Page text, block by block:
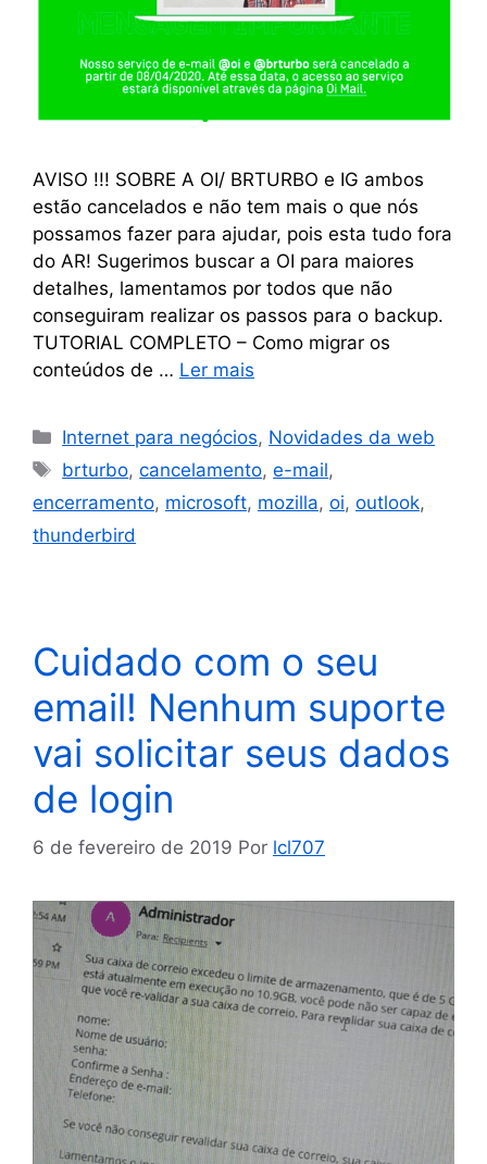
AVISO !!! SOBRE A OI/ BRTURBO e IG ambos
estão cancelados e não tem mais o que nós
possamos fazer para ajudar, pois esta tudo fora
do AR! Sugerimos buscar a OI para maiores
detalhes, lamentamos por todos que não
conseguiram realizar os passos para o backup.
TUTORIAL COMPLETO – Como migrar os
conteúdos de … Ler mais
Internet para negócios, Novidades da web
brturbo,cancelamento,e-mail,
encerramento, microsoft, mozilla, oi, outlook,
thunderbird
Cuidado com o seu
email! Nenhum suporte
vai solicitar seus dados
de login
6 de fevereiro de 2019 Por lcl707